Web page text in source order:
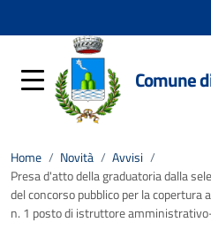
Comune
Home / Novità / Avvisi /
Presa d'atto della graduatoria dalla
del concorso pubblico per la
n. 1 posto di istruttore